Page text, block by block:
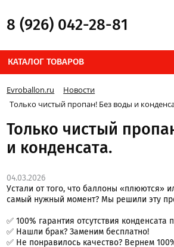
8 (926) 042-28-81
КАТАЛОГ ТОВАРОВ
Evroballon.ru
Новости
Только чистый пропан! Без воды и
Только чистый
и конденсата.
04.03.2026
Устали от того, что баллоны «плюются»
самый нужный момент? Мы решили эту
✅ 100% гарантия отсутствия конденсата
✅ Нашли брак? Заменим бесплатно!
✅ Не понравилось качество? Вернем